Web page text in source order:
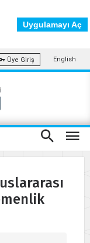
Üye Giriş English
Uygulamayı Aç